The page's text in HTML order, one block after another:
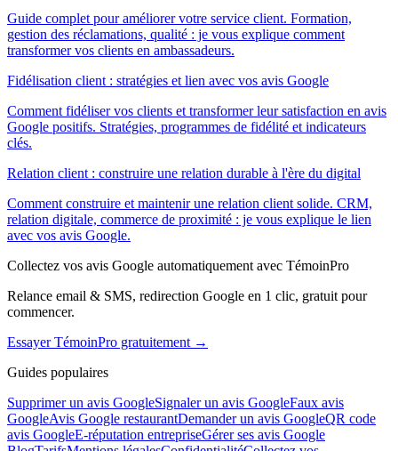
Guide complet pour améliorer votre service client. Formation,
gestion des réclamations, qualité : je vous explique comment
transformer vos clients en ambassadeurs.
Fidélisation client : stratégies et lien avec vos avis Google
Comment fidéliser vos clients et transformer leur satisfaction en avis
Google positifs. Stratégies, programmes de fidélité et indicateurs
clés.
Relation client : construire une relation durable à l'ère du digital
Comment construire et maintenir une relation client solide. CRM,
relation digitale, commerce de proximité : je vous explique le lien
avec vos avis Google.
Collectez vos avis Google automatiquement avec TémoinPro
Relance email & SMS, redirection Google en 1 clic, gratuit pour
commencer.
Essayer TémoinPro gratuitement →
Guides populaires
Supprimer un avis GoogleSignaler un avis GoogleFaux avis
GoogleAvis Google restaurantDemander un avis GoogleQR code
avis GoogleE-réputation entrepriseGérer ses avis Google